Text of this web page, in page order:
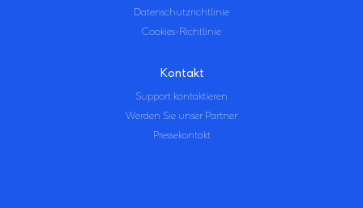
Datenschutzrichtlinie
Cookies-Richtlinie
Kontakt
Support kontaktieren
Werden Sie unser Partner
Pressekontakt